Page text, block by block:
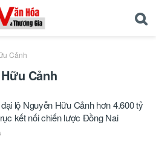
Cảnh
Cảnh
lộ Nguyễn Hữu Cảnh hơn 4.600 tỷ
kết nối chiến lược Đồng Nai